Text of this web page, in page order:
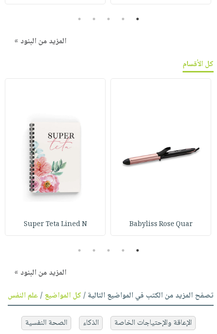
1
2
3
4
5
المزيد من البنود »
كل الأقسام
Babyliss Rose Quar
Super Teta Lined N
1
2
3
4
5
المزيد من البنود »
تصفح المزيد من الكتب في المواضيع التالية /كل المواضيع/علم النفس
الإعاقة والإحتياجات الخاصة الذكاء
الصحة النفسية